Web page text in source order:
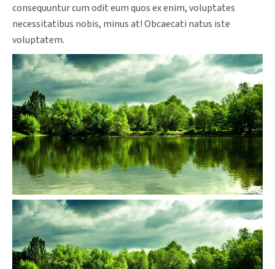
consequuntur cum odit eum quos ex enim, voluptates
necessitatibus nobis, minus at! Obcaecati natus iste
voluptatem.